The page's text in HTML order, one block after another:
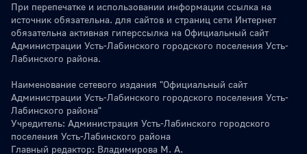
При перепечатке и использовании информации ссылка на
источник обязательна. для сайтов и страниц сети Интернет
обязательна активная гиперссылка на Официальный сайт
Администрации Усть-Лабинского городского поселения Усть-
Лабинского района.
Наименование сетевого издания "Официальный сайт
Администрации Усть-Лабинского городского поселения Усть-
Лабинского района"
Учредитель: Администрация Усть-Лабинского городского
поселения Усть-Лабинского района
Главный редактор: Владимирова М. А.